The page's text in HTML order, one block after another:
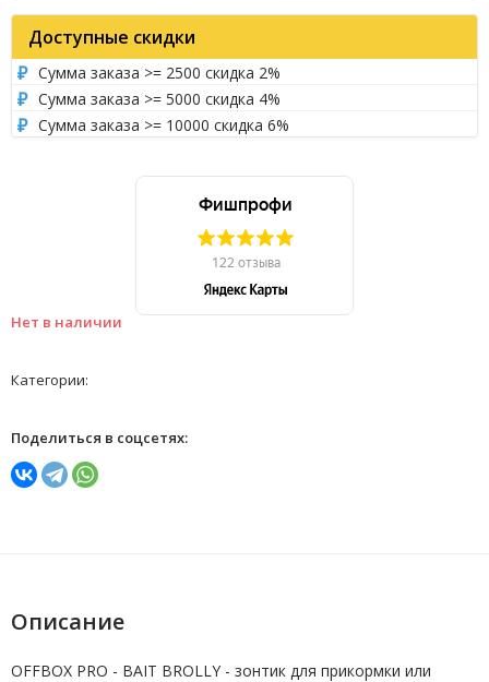
Нет в наличии
Доступные скидки
Сумма заказа >= 2500 скидка 2%
Сумма заказа >= 5000 скидка 4%
Сумма заказа >= 10000 скидка 6%
Категории:
Поделиться в соцсетях:
Описание
OFFBOX PRO - BAIT BROLLY - зонтик для прикормки или